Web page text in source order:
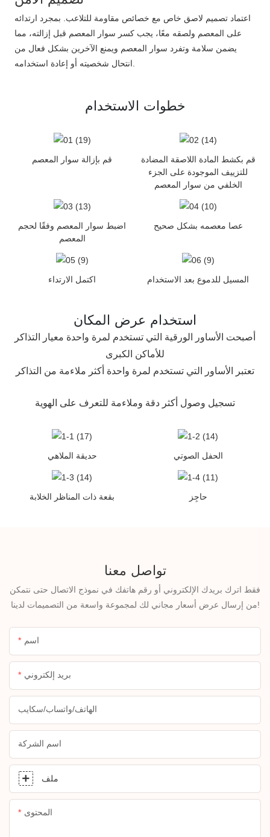
اعتماد تصميم لاصق خاص مع خصائص مقاومة للتلاعب. بمجرد ارتدائه
على المعصم ولصقه معًا، يجب كسر سوار المعصم قبل إزالته، مما
يضمن سلامة وتفرد سوار المعصم ويمنع الآخرين بشكل فعال من
خطوات الاستخدام
قم بإزالة سوار المعصم
قم بكشط المادة اللاصقة المضادة
للتزييف الموجودة على الجزء
الخلفي من سوار المعصم
اضبط سوار المعصم وفقًا لحجم
المعصم
عصا معصمه بشكل صحيح
اكتمل الارتداء المسيل للدموع بعد الاستخدام
استخدام عرض المكان
أصبحت الأساور الورقية التي تستخدم لمرة واحدة معيار التذاكر
للأماكن الكبرى
تعتبر الأساور التي تستخدم لمرة واحدة أكثر ملاءمة من التذاكر
تسجيل وصول أكثر دقة وملاءمة للتعرف على الهوية
حديقة الملاهي الحفل الصوتي
بقعة ذات المناظر الخلابة حاجِز
تواصل معنا
فقط اترك بريدك الإلكتروني أو رقم هاتفك في نموذج الاتصال حتى نتمكن
من إرسال عرض أسعار مجاني لك لمجموعة واسعة من التصميمات لدينا!
اسم
بريد إلكتروني
الهاتف/واتساب/سكايب
اسم الشركة
ملف
المحتوى